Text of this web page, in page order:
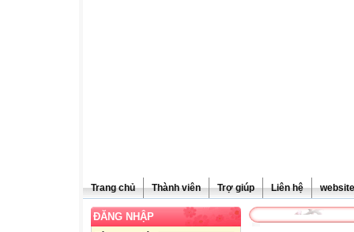
Trang chủ Thành viên Trợ giúp Liên hệ
ĐĂNG NHẬP